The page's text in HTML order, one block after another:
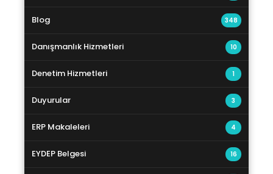
Blog 348
Danışmanlık Hizmetleri 10
Denetim Hizmetleri 1
Duyurular 3
ERP Makaleleri 4
EYDEP Belgesi 16